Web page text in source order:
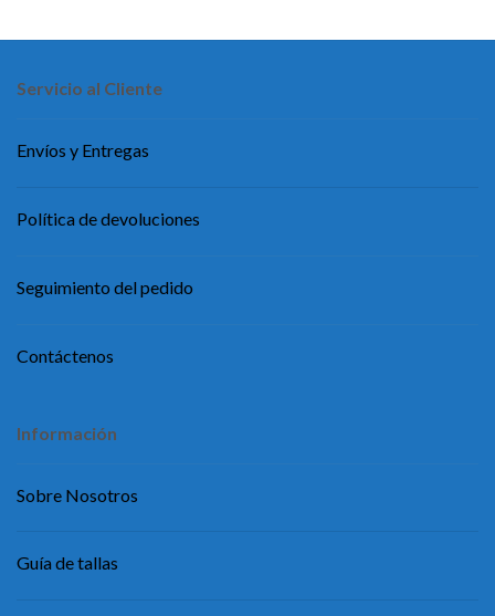
Servicio al Cliente
Envíos y Entregas
Política de devoluciones
Seguimiento del pedido
Contáctenos
Información
Sobre Nosotros
Guía de tallas